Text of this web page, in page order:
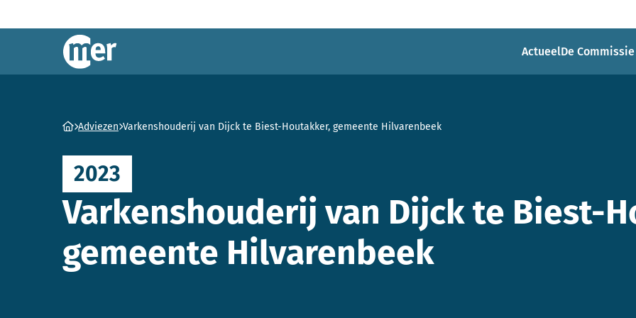
Commissie mer
ActueelDe
Ga naar homepage
Adviezen Varkenshouderij van Dijck te Biest-Houtakker, gemeente Hilvarenbeek
2023
Varkenshouderij van Dijck te Biest-
gemeente Hilvarenbeek